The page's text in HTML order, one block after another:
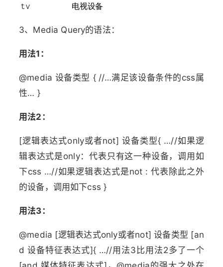
tv
电视设备
3、Media Query的语法：
用法1：
@media 设备类型 { //…满足该设备条件的css属
性… }
用法2：
[逻辑表达式only或者not] 设备类型{ …//如果逻
辑表达式是only：代表只有这一种设备，调用如
下css …//如果逻辑表达式是not : 代表除此之外
的设备，调用如下css }
用法3：
@media [逻辑表达式only或者not] 设备类型 [an
d 设备特征表达式]{ …//用法3比用法2多了一个